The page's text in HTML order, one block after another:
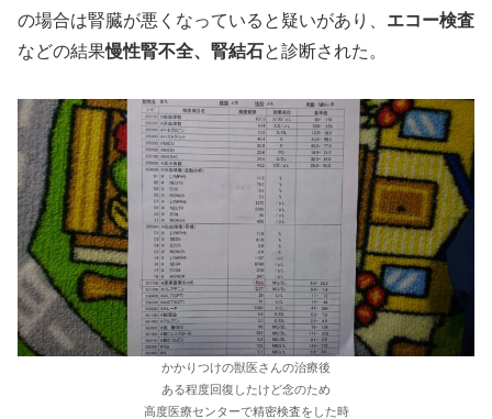
の場合は腎臓が悪くなっていると疑いがあり、 エコー検査
などの結果慢性腎不全、腎結石と診断された。
かかりつけの獣医さんの治療後
ある程度回復したけど念のため
高度医療センターで精密検査をした時